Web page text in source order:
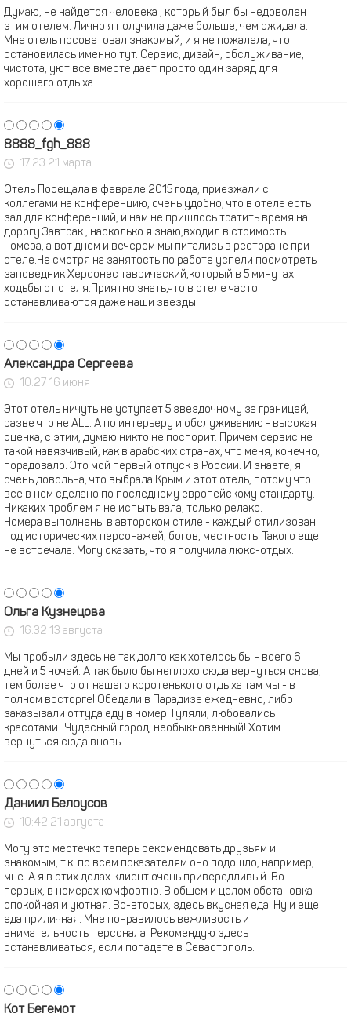
Думаю, не найдется человека , который был бы недоволен
этим отелем. Лично я получила даже больше, чем ожидала.
Мне отель посоветовал знакомый, и я не пожалела, что
остановилась именно тут. Сервис, дизайн, обслуживание,
чистота, уют все вместе дает просто один заряд для
хорошего отдыха.
8888_fgh_888
17:23 21 марта
Отель Посещала в феврале 2015 года, приезжали с
коллегами на конференцию, очень удобно, что в отеле есть
зал для конференций, и нам не пришлось тратить время на
дорогу.Завтрак , насколько я знаю,входил в стоимость
номера, а вот днем и вечером мы питались в ресторане при
отеле.Не смотря на занятость по работе успели посмотреть
заповедник Херсонес таврический,который в 5 минутах
ходьбы от отеля.Приятно знать,что в отеле часто
останавливаются даже наши звезды.
Александра Сергеева
10:27 16 июня
Этот отель ничуть не уступает 5 звездочному за границей,
разве что не ALL. А по интерьеру и обслуживанию - высокая
оценка, с этим, думаю никто не поспорит. Причем сервис не
такой навязчивый, как в арабских странах, что меня, конечно,
порадовало. Это мой первый отпуск в России. И знаете, я
очень довольна, что выбрала Крым и этот отель, потому что
все в нем сделано по последнему европейскому стандарту.
Никаких проблем я не испытывала, только релакс.
Номера выполнены в авторском стиле - каждый стилизован
под исторических персонажей, богов, местность. Такого еще
не встречала. Могу сказать, что я получила люкс-отдых.
Ольга Кузнецова
16:32 13 августа
Мы пробыли здесь не так долго как хотелось бы - всего 6
дней и 5 ночей. А так было бы неплохо сюда вернуться снова,
тем более что от нашего коротенького отдыха там мы - в
полном восторге! Обедали в Парадизе ежедневно, либо
заказывали оттуда еду в номер. Гуляли, любовались
красотами...Чудесный город, необыкновенный! Хотим
вернуться сюда вновь.
Даниил Белоусов
10:42 21 августа
Могу это местечко теперь рекомендовать друзьям и
знакомым, т.к. по всем показателям оно подошло, например,
мне. А я в этих делах клиент очень привередливый. Во-
первых, в номерах комфортно. В общем и целом обстановка
спокойная и уютная. Во-вторых, здесь вкусная еда. Ну и еще
еда приличная. Мне понравилось вежливость и
внимательность персонала. Рекомендую здесь
останавливаться, если попадете в Севастополь.
Кот Бегемот